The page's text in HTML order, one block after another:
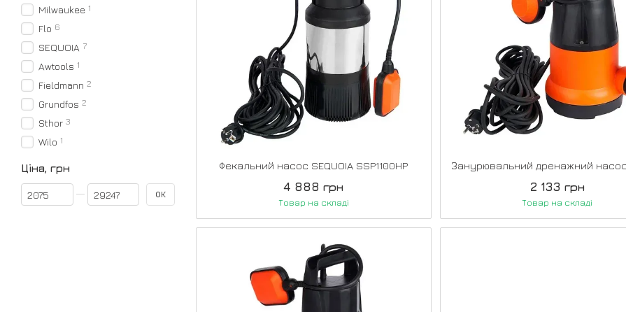
Фекальний насос SEQUOIA SSP1100HP
4 888 грн
Товар на складі
2 133 грн
Товар на складі
Milwaukee 1
Flo 6
SEQUOIA 7
Awtools 1
Fieldmann 2
Grundfos 2
Sthor 3
Wilo 1
Ціна, грн
Від Ціна, грн
До Ціна, грн ОК